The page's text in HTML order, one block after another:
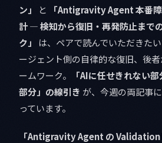
ン」
と
「Antigravity Agent 本番
計 — 検知から復旧・再発防止まで
ク」
は、ペアで読んでいただきた
ージェント側の自律的な復旧、後
ームワーク。
「AIに任せきれない
部分」の線引き が、今週の両記事
っています。
「Antigravity Agent の